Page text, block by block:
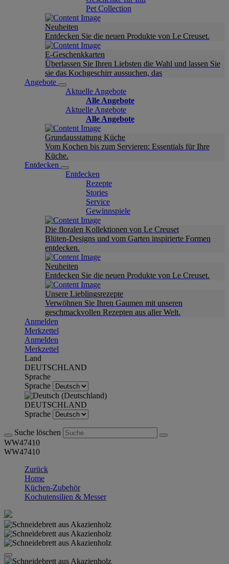
Pet Collection
Neuheiten
Entdecken Sie die neuen Produkte von Le Creuset.
E-Geschenkkarten
Überlassen Sie Ihren Liebsten die Wahl und lassen Sie
sie das Kochgeschirr aussuchen, das
Angebote
Aktuelle Angebote
Alle Angebote
Aktuelle Angebote
Alle Angebote
Grundausstattung Küche
Vom Kochen bis zum Servieren: Essentials für Ihre
Küche.
Entdecken
Entdecken
Rezepte
Stories
Service
Gewinnspiele
Die floralen Kollektionen von Le Creuset
Blüten-Designs und vom Garten inspirierte Formen
entdecken.
Neuheiten
Entdecken Sie die neuen Produkte von Le Creuset.
Unsere Lieblingsrezepte
Verwöhnen Sie Ihren Gaumen mit unseren
geschmackvollen Rezepten aus aller Welt.
Anmelden
Merkzettel
Anmelden
Merkzettel
Land
DEUTSCHLAND
Sprache
Sprache
DEUTSCHLAND
Sprache
Suche löschen
WW47410
WW47410
Zurück
Home
Küchen-Zubehör
Kochutensilien & Messer